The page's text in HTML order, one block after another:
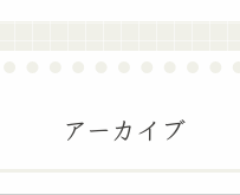
アーカイブ